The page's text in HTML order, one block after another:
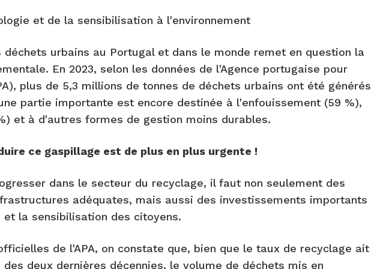
et de la sensibilisation à l'environnement
déchets urbains au Portugal et dans le monde remet en question la
En 2023, selon les données de l'Agence portugaise pour
plus de 5,3 millions de tonnes de déchets urbains ont été générés
partie importante est encore destinée à l'enfouissement (59 %),
et à d'autres formes de gestion moins durables.
ce gaspillage est de plus en plus urgente !
dans le secteur du recyclage, il faut non seulement des
adéquates, mais aussi des investissements importants
et la sensibilisation des citoyens.
de l'APA, on constate que, bien que le taux de recyclage ait
deux dernières décennies, le volume de déchets mis en